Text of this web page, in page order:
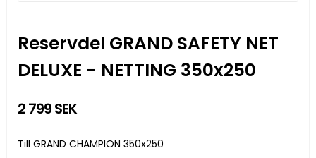
Reservdel GRAND SAFETY NET
DELUXE - NETTING 350x250
2 799 SEK
Till GRAND CHAMPION 350x250